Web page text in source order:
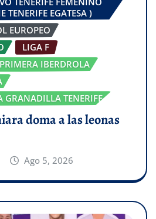
TENERIFE EGATESA )
EUROPEO
LIGA F
PRIMERA IBERDROLA
GRANADILLA TENERIFE
doma a las leonas
Ago 5, 2026